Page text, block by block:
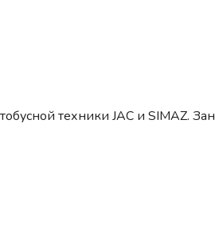
техники JAC и SIMAZ.